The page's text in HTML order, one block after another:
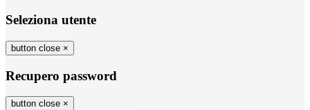
Seleziona utente
button close ×
Recupero password
button close ×